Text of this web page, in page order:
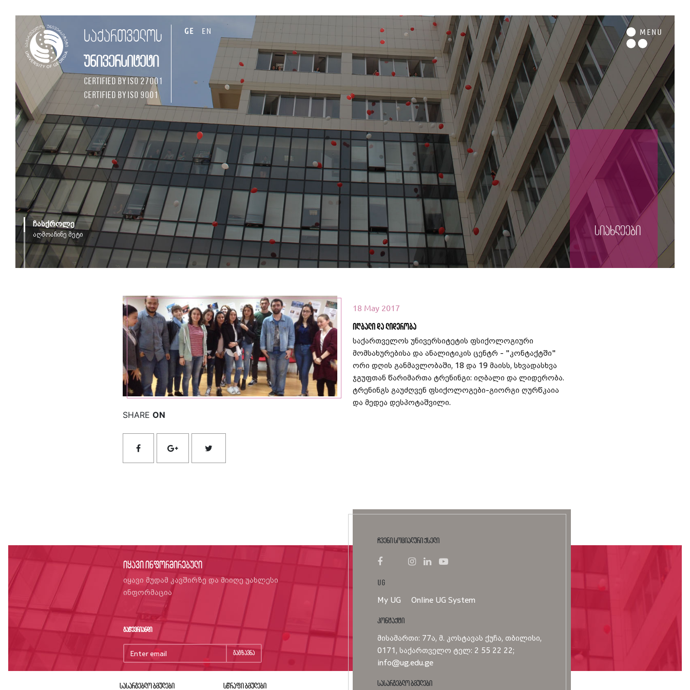
საქართველოს
უნივერსიტეტი
Certified by ISO 27001
Certified by ISO 9001
GE EN MENU
ჩასქროლე
აღმოაჩინე მეტი სიახლეები
იხილეთ მეტი
SHARE ON
18 May 2017
იღბალი და ლიდერობა
საქართველოს უნივერსიტეტის ფსიქოლოგიური
მომსახურებისა და ანალიტიკის ცენტრ - "კონტაქტში"
ორი დღის განმავლობაში, 18 და 19 მაისს, სხვადასხვა
ჯგუფთან წარიმართა ტრენინგი: იღბალი და ლიდერობა.
ტრენინგს გაუძღვენ ფსიქოლოგები-გიორგი ღურწკაია
და მედეა დესპოტაშვილი.
იყავი ინფორმირებული
იყავი მუდამ კავშირზე და მიიღე უახლესი
ინფორმაცია
გაწევრიანდი
გაგზავნა
ჩვენი სოციალური ქსელი
UG
My UG Online UG System
კონტაქტი
მისამართი: 77ა, მ. კოსტავას ქუჩა, თბილისი,
0171, საქართველო ტელ: 2 55 22 22;
info@ug.edu.ge
სასარგებლო ბმულები
სასარგებლო ბმულები სწრაფი ბმულები